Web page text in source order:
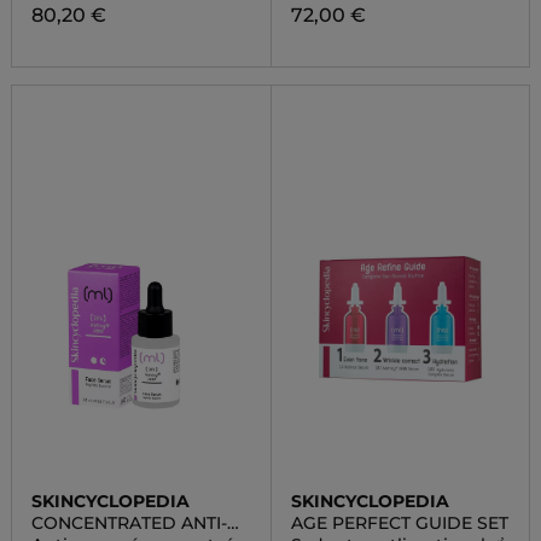
80,20 € 72,00 €
SKINCYCLOPEDIA
CONCENTRATED ANTI-
SKINCYCLOPEDIA
AGE PERFECT GUIDE SET